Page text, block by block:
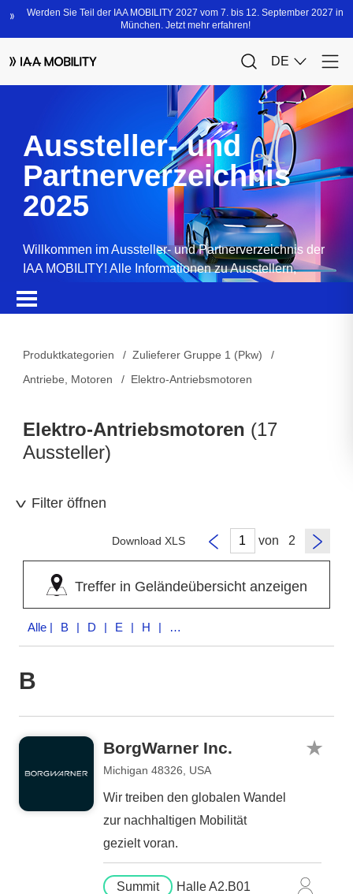
Aussteller- und
Partnerverzeichnis
2025
Willkommen im Aussteller- und Partnerverzeichnis der
IAA MOBILITY! Alle Informationen zu Ausstellern,
Produktkategorien
Zulieferer Gruppe 1 (Pkw)
Antriebe, Motoren
Elektro-Antriebsmotoren
Elektro-Antriebsmotoren (17
Aussteller)
Filter öffnen
Download XLS von
Treffer in Geländeübersicht anzeigen
Alle | B | D | E | H | I | J | M | P | Q | S | V
B
BorgWarner Inc.
Michigan 48326, USA
Wir treiben den globalen Wandel
zur nachhaltigen Mobilität
gezielt voran.
Summit Halle A2.B01